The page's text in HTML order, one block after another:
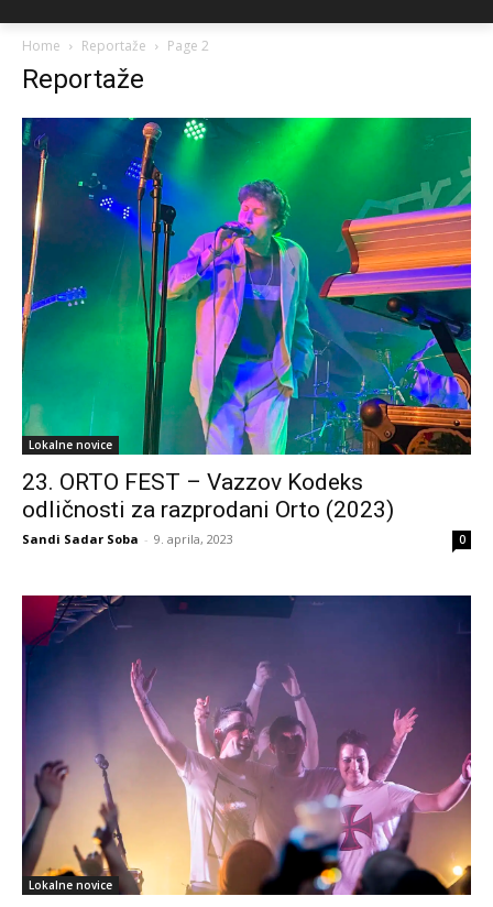
Home Reportaže Page 2
Reportaže
Lokalne novice
23. ORTO FEST – Vazzov Kodeks
odličnosti za razprodani Orto (2023)
Sandi Sadar Soba - 9. aprila, 2023 0
Lokalne novice